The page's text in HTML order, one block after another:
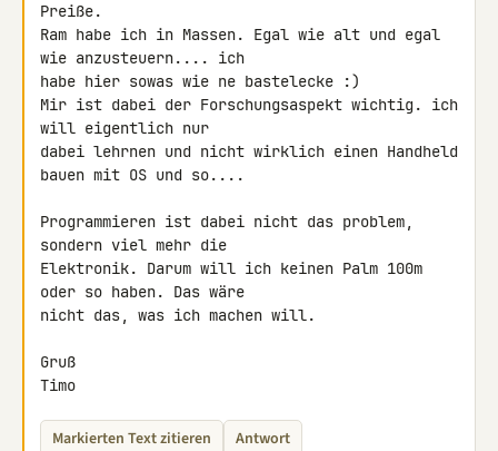
Preiße.
Ram habe ich in Massen. Egal wie alt und egal
wie anzusteuern.... ich
habe hier sowas wie ne bastelecke :)
Mir ist dabei der Forschungsaspekt wichtig. ich
will eigentlich nur
dabei lehrnen und nicht wirklich einen Handheld
bauen mit OS und so....
Programmieren ist dabei nicht das problem,
sondern viel mehr die
Elektronik. Darum will ich keinen Palm 100m
oder so haben. Das wäre
nicht das, was ich machen will.
Gruß
Timo
Markierten Text zitieren Antwort